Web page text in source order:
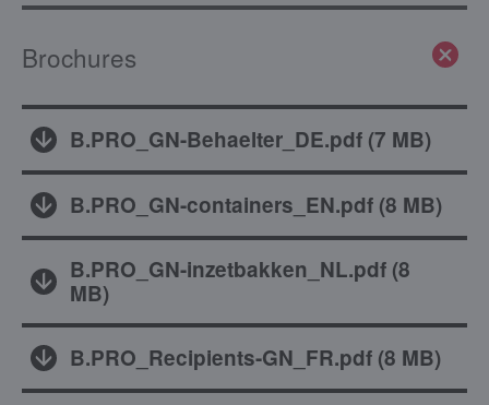
Brochures
B.PRO_GN-Behaelter_DE.pdf (7 MB)
B.PRO_GN-containers_EN.pdf (8 MB)
B.PRO_GN-inzetbakken_NL.pdf(8
MB)
B.PRO_Recipients-GN_FR.pdf (8 MB)